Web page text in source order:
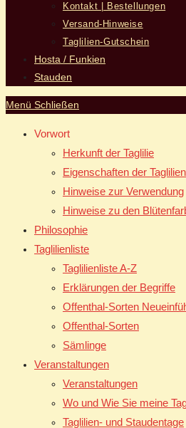
Kontakt | Bestellungen
Versand-Hinweise
Taglilien-Gutschein
Hosta / Funkien
Stauden
Menü Schließen
Vorwort
Herkunft der Taglilie
Eigenschaften der
Hinweise zur Verwendung
Hinweise zu den
Philosophie
Taglilienliste
Taglilienliste A-Z
Erklärungen der Begriffe
Offenthal-Sorten
Offenthal-Sorten
Sämlinge
Veranstaltungen
Veranstaltungen
Wo und Wie Sie meine
Taglilien- und Staudentage